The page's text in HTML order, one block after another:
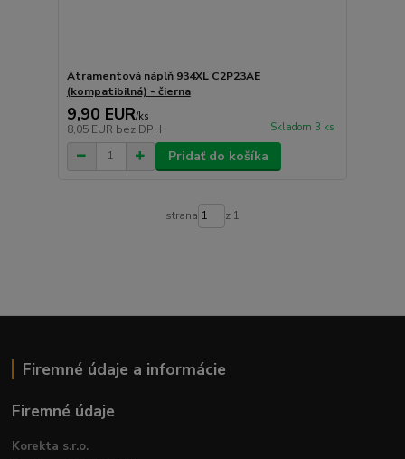
Atramentová náplň 934XL C2P23AE
(kompatibilná) - čierna
9,90 EUR/ks
8,05 EUR bez DPH Skladom 3 ks
Pridať do košíka
strana z 1
Firemné údaje a informácie
Firemné údaje
Korekta s.r.o.